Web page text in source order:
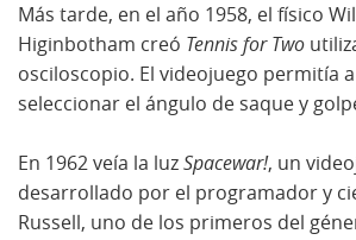
Más tarde, en el año 1958, el físico
Higinbotham creó Tennis for Two
osciloscopio. El videojuego permitía
seleccionar el ángulo de saque y
En 1962 veía la luzSpacewar!, un
desarrollado por el programador y
Russell, uno de los primeros del